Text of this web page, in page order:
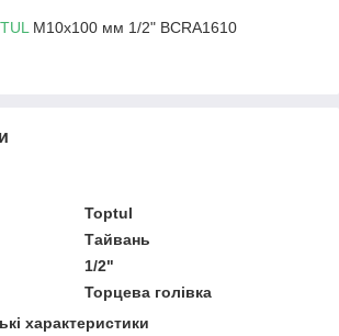
M10x100 мм 1/2" BCRA1610
Toptul
Тайвань
1/2"
Торцева голівка
характеристики